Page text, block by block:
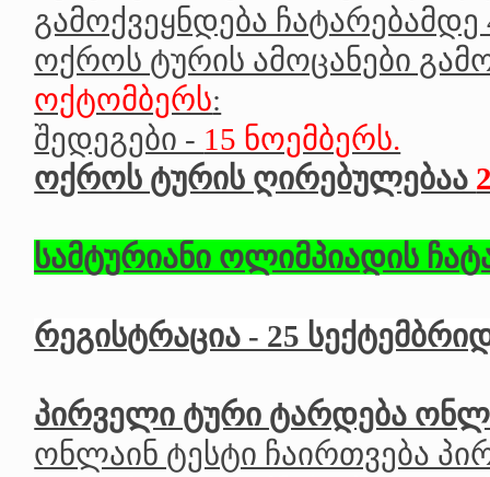
გამოქვეყნდება
ოქროს ტურის ამოცანები
ოქტომბერს:
შედეგები - 15 ნოემბერს.
ოქროს ტურის ღირებულებაა
სამტურიანი ოლიმპიადის
რეგისტრაცია - 25
პირველი ტური ტარდება
ონლაინ ტესტი ჩაირთვება